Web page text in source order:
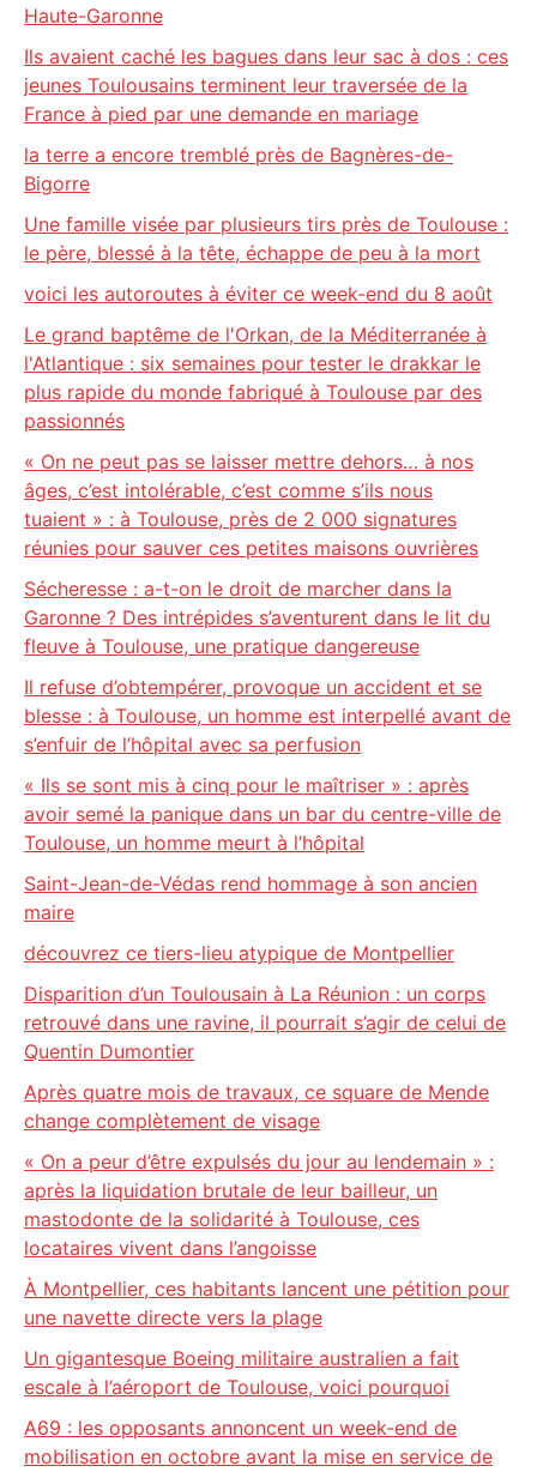
Haute-Garonne
Ils avaient caché les bagues dans leur sac à dos : ces
jeunes Toulousains terminent leur traversée de la
France à pied par une demande en mariage
la terre a encore tremblé près de Bagnères-de-
Bigorre
Une famille visée par plusieurs tirs près de Toulouse :
le père, blessé à la tête, échappe de peu à la mort
voici les autoroutes à éviter ce week-end du 8 août
Le grand baptême de l'Orkan, de la Méditerranée à
l'Atlantique : six semaines pour tester le drakkar le
plus rapide du monde fabriqué à Toulouse par des
passionnés
« On ne peut pas se laisser mettre dehors… à nos
âges, c’est intolérable, c’est comme s’ils nous
tuaient » : à Toulouse, près de 2 000 signatures
réunies pour sauver ces petites maisons ouvrières
Sécheresse : a-t-on le droit de marcher dans la
Garonne ? Des intrépides s’aventurent dans le lit du
fleuve à Toulouse, une pratique dangereuse
Il refuse d’obtempérer, provoque un accident et se
blesse : à Toulouse, un homme est interpellé avant de
s’enfuir de l’hôpital avec sa perfusion
« Ils se sont mis à cinq pour le maîtriser » : après
avoir semé la panique dans un bar du centre-ville de
Toulouse, un homme meurt à l’hôpital
Saint-Jean-de-Védas rend hommage à son ancien
maire
découvrez ce tiers-lieu atypique de Montpellier
Disparition d’un Toulousain à La Réunion : un corps
retrouvé dans une ravine, il pourrait s’agir de celui de
Quentin Dumontier
Après quatre mois de travaux, ce square de Mende
change complètement de visage
« On a peur d’être expulsés du jour au lendemain » :
après la liquidation brutale de leur bailleur, un
mastodonte de la solidarité à Toulouse, ces
locataires vivent dans l’angoisse
À Montpellier, ces habitants lancent une pétition pour
une navette directe vers la plage
Un gigantesque Boeing militaire australien a fait
escale à l’aéroport de Toulouse, voici pourquoi
A69 : les opposants annoncent un week-end de
mobilisation en octobre avant la mise en service de